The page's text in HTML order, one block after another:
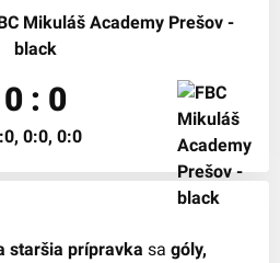
Mikuláš Academy Prešov -
black
0 : 0
0:0, 0:0
staršia prípravka sa góly,